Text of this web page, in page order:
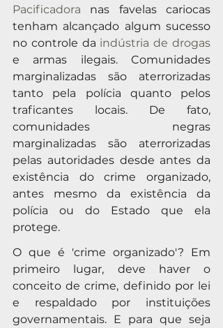
Pacificadora nas favelas cariocas
tenham alcançado algum sucesso
no controle da indústria de drogas
e armas ilegais. Comunidades
marginalizadas são aterrorizadas
tanto pela polícia quanto pelos
traficantes locais. De fato,
comunidades negras
marginalizadas são aterrorizadas
pelas autoridades desde antes da
existência do crime organizado,
antes mesmo da existência da
polícia ou do Estado que ela
protege.
O que é 'crime organizado'? Em
primeiro lugar, deve haver o
conceito de crime, definido por lei
e respaldado por instituições
governamentais. E para que seja